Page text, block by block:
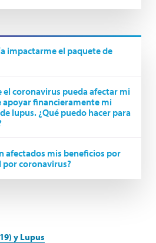
impactarme el paquete de
el coronavirus pueda afectar mi
apoyar financieramente mi
lupus. ¿Qué puedo hacer para
afectados mis beneficios por
por coronavirus?
y Lupus